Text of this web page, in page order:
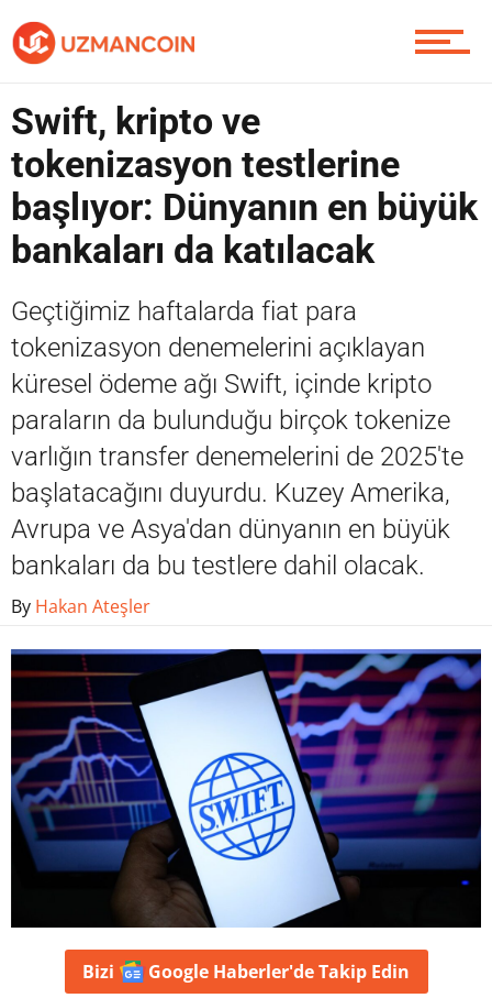
Piyasa
Soru Sor
Swift, kripto ve
tokenizasyon testlerine
başlıyor: Dünyanın en büyük
bankaları da katılacak
Geçtiğimiz haftalarda fiat para
tokenizasyon denemelerini açıklayan
küresel ödeme ağı Swift, içinde kripto
paraların da bulunduğu birçok tokenize
varlığın transfer denemelerini de 2025'te
başlatacağını duyurdu. Kuzey Amerika,
Avrupa ve Asya'dan dünyanın en büyük
bankaları da bu testlere dahil olacak.
By Hakan Ateşler
Bizi Google Haberler'deTakip Edin